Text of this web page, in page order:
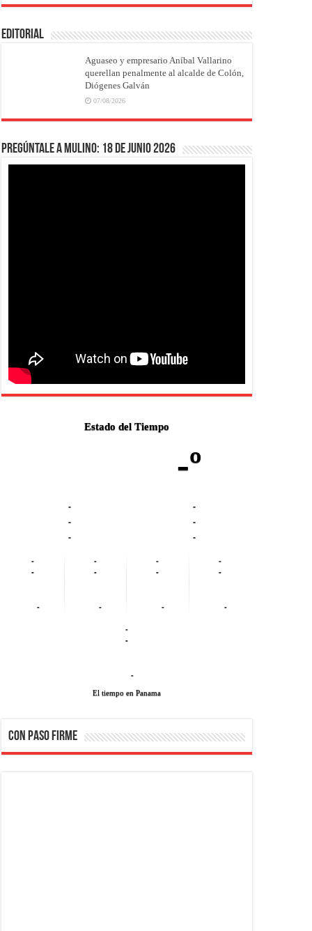
EDITORIAL
Aguaseo y empresario Aníbal Vallarino
querellan penalmente al alcalde de Colón,
Diógenes Galván
07/08/2026
Pregúntale a Mulino: 18 de junio 2026
Estado del Tiempo
-º
-
-
-
-
-
-
-
-
-
-
-
-
-
-
-
-
-
-
-
-
-
El tiempo en Panama
CON PASO FIRME